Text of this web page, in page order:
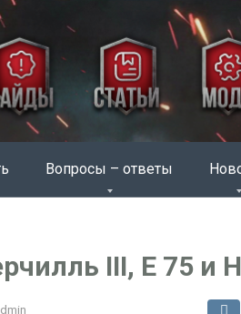
Вопросы – ответы
III, E 75 и